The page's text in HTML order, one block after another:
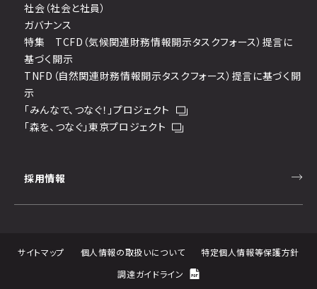
社会（社会と社員）
ガバナンス
特集 TCFD（気候関連財務情報開示タスクフォース）提言に
基づく開示
TNFD（自然関連財務情報開示タスクフォース）提言に基づく開
示
「みんなで、つなぐ！」プロジェクト
「森を、つなぐ」東京プロジェクト
採用情報
サイトマップ 個人情報の取扱いについて
特定個人情報等保護方針
調達ガイドライン